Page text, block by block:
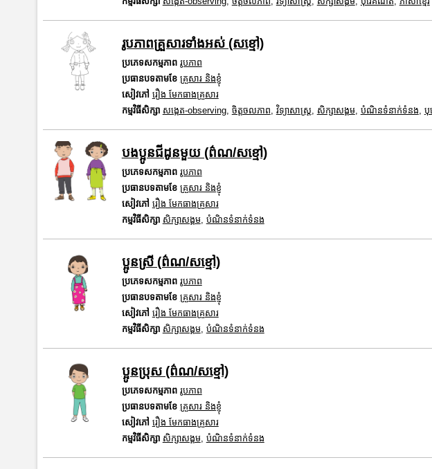
រូបភាពគ្រួសារទាំងអស់ (សខ្មៅ)
ប្រភេទសកម្មភាព រូបភាព
ប្រធានបទតាមខែ គ្រួសារ និងខ្ញុំ
សៀវភៅ រឿង មែកធាងគ្រួសារ
កម្មវិធីសិក្សា សង្កេត-observing, ចិត្តចលភាព វិទ្យាសាស្រ្ត សិក្សាសង្គម, បំណិនទំនាក់ទំនង បុ
បងប្អូនជីដូនមួយ (ព៌ណ/សខ្មៅ)
ប្រភេទសកម្មភាព រូបភាព
ប្រធានបទតាមខែ គ្រួសារ និងខ្ញុំ
សៀវភៅ រឿង មែកធាងគ្រួសារ
កម្មវិធីសិក្សា សិក្សាសង្គម, បំណិនទំនាក់ទំនង
ប្អូនស្រី (ព៌ណ/សខ្មៅ)
ប្រភេទសកម្មភាព រូបភាព
ប្រធានបទតាមខែ គ្រួសារ និងខ្ញុំ
សៀវភៅ រឿង មែកធាងគ្រួសារ
កម្មវិធីសិក្សា សិក្សាសង្គម, បំណិនទំនាក់ទំនង
ប្អូនប្រុស (ព៌ណ/សខ្មៅ)
ប្រភេទសកម្មភាព រូបភាព
ប្រធានបទតាមខែ គ្រួសារ និងខ្ញុំ
សៀវភៅ រឿង មែកធាងគ្រួសារ
កម្មវិធីសិក្សា សិក្សាសង្គម, បំណិនទំនាក់ទំនង